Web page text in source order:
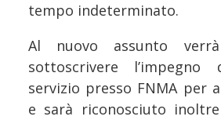
tempo indeterminato.
Al nuovo assunto
sottoscrivere
servizio presso FNMA per
e sarà riconosciuto